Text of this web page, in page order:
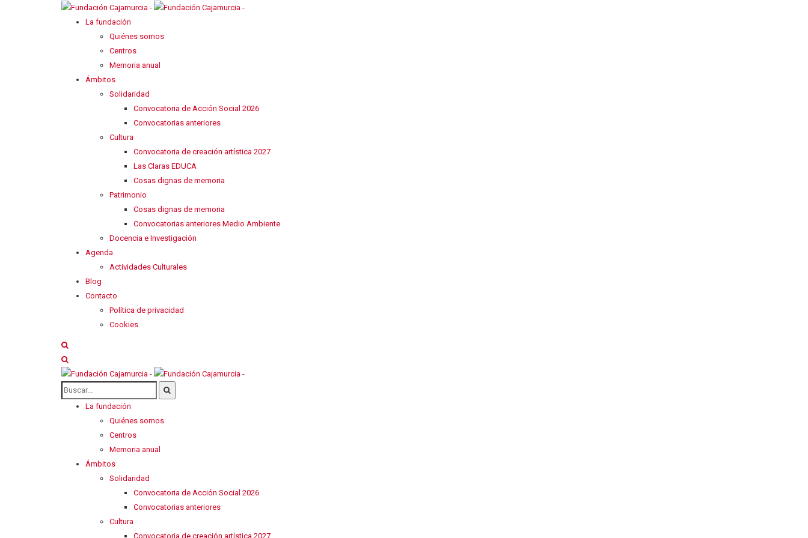
La fundación
Quiénes somos
Centros
Memoria anual
Ámbitos
Solidaridad
Convocatoria de Acción Social 2026
Convocatorias anteriores
Cultura
Convocatoria de creación artística 2027
Las Claras EDUCA
Cosas dignas de memoria
Patrimonio
Cosas dignas de memoria
Convocatorias anteriores Medio Ambiente
Docencia e Investigación
Agenda
Actividades Culturales
Blog
Contacto
Política de privacidad
Cookies
La fundación
Quiénes somos
Centros
Memoria anual
Ámbitos
Solidaridad
Convocatoria de Acción Social 2026
Convocatorias anteriores
Cultura
Convocatoria de creación artística 2027